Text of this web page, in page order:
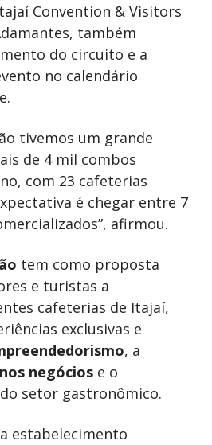
Convention & Visitors
também
do circuito e a
no calendário
tivemos um grande
de 4 mil combos
com 23 cafeterias
é chegar entre 7
afirmou.
tem como proposta
e turistas a
cafeterias de Itajaí,
exclusivas e
, a
negócios e o
setor gastronômico.
estabelecimento